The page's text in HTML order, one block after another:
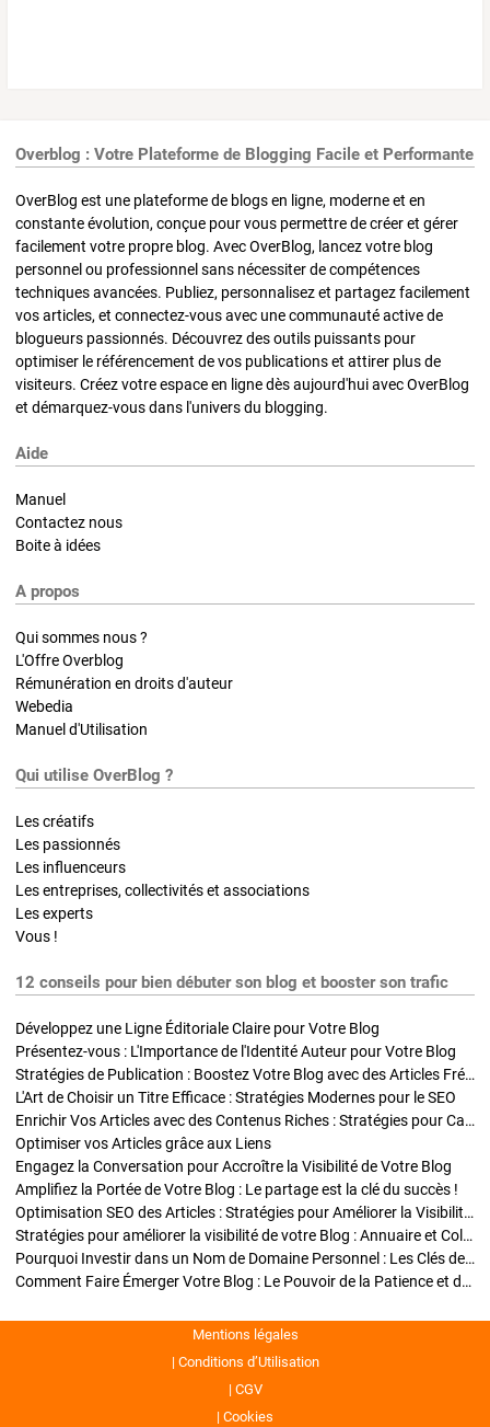
Overblog : Votre Plateforme de Blogging Facile et Performante
OverBlog est une plateforme de blogs en ligne, moderne et en
constante évolution, conçue pour vous permettre de créer et gérer
facilement votre propre blog. Avec OverBlog, lancez votre blog
personnel ou professionnel sans nécessiter de compétences
techniques avancées. Publiez, personnalisez et partagez facilement
vos articles, et connectez-vous avec une communauté active de
blogueurs passionnés. Découvrez des outils puissants pour
optimiser le référencement de vos publications et attirer plus de
visiteurs. Créez votre espace en ligne dès aujourd'hui avec OverBlog
et démarquez-vous dans l'univers du blogging.
Aide
Manuel
Contactez nous
Boite à idées
A propos
Qui sommes nous ?
L'Offre Overblog
Rémunération en droits d'auteur
Webedia
Manuel d'Utilisation
Qui utilise OverBlog ?
Les créatifs
Les passionnés
Les influenceurs
Les entreprises, collectivités et associations
Les experts
Vous !
12 conseils pour bien débuter son blog et booster son trafic
Développez une Ligne Éditoriale Claire pour Votre Blog
Présentez-vous : L'Importance de l'Identité Auteur pour Votre Blog
Stratégies de Publication : Boostez Votre Blog avec des Articles Fréquents et Exclusifs
L'Art de Choisir un Titre Efficace : Stratégies Modernes pour le SEO
Enrichir Vos Articles avec des Contenus Riches : Stratégies pour Captiver et Optimiser
Optimiser vos Articles grâce aux Liens
Engagez la Conversation pour Accroître la Visibilité de Votre Blog
Amplifiez la Portée de Votre Blog : Le partage est la clé du succès !
Optimisation SEO des Articles : Stratégies pour Améliorer la Visibilité de Votre Blog
Stratégies pour améliorer la visibilité de votre Blog : Annuaire et Collaborations
Pourquoi Investir dans un Nom de Domaine Personnel : Les Clés de la Réussite de Votre Blog
Comment Faire Émerger Votre Blog : Le Pouvoir de la Patience et de la Persévérance
Mentions légales
Conditions d’Utilisation
CGV
Cookies